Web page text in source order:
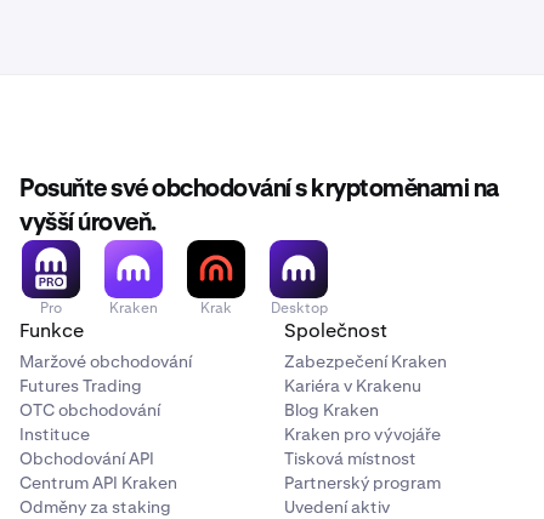
Posuňte své obchodování s kryptoměnami na
vyšší úroveň.
Pro Kraken Krak Desktop
Funkce
Maržové obchodování
Futures Trading
OTC obchodování
Instituce
Obchodování API
Centrum API Kraken
Odměny za staking
Společnost
Zabezpečení Kraken
Kariéra v Krakenu
Blog Kraken
Kraken pro vývojáře
Tisková místnost
Partnerský program
Uvedení aktiv